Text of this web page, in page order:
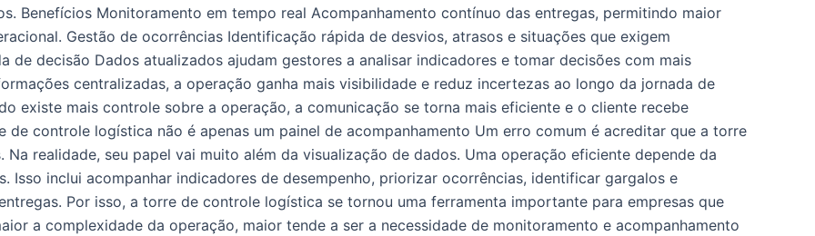
Benefícios Monitoramento em tempo real Acompanhamento contínuo das entregas, permitindo maior
Gestão de ocorrências Identificação rápida de desvios, atrasos e situações que exigem
de decisão Dados atualizados ajudam gestores a analisar indicadores e tomar decisões com mais
centralizadas, a operação ganha mais visibilidade e reduz incertezas ao longo da jornada de
existe mais controle sobre a operação, a comunicação se torna mais eficiente e o cliente recebe
de controle logística não é apenas um painel de acompanhamento Um erro comum é acreditar que a torre
realidade, seu papel vai muito além da visualização de dados. Uma operação eficiente depende da
Isso inclui acompanhar indicadores de desempenho, priorizar ocorrências, identificar gargalos e
Por isso, a torre de controle logística se tornou uma ferramenta importante para empresas que
a complexidade da operação, maior tende a ser a necessidade de monitoramento e acompanhamento